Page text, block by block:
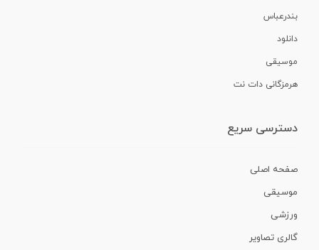
بندرعباس
دانلود
موسیقی
هرمزگانی دات نت
دسترسی سریع
صفحه اصلی
موسیقی
ورزشی
گالری تصاویر